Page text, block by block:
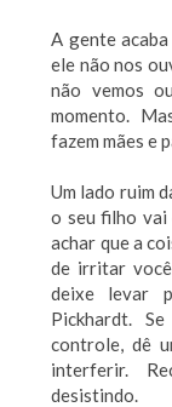
A gente
ele não nos
não vemos
momento.
fazem mães e
Um lado ruim
o seu filho vai
achar que a
de irritar
deixe levar
Pickhardt.
controle, dê
interferir.
desistindo.